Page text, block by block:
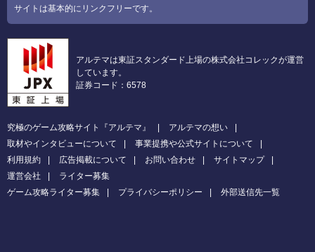
サイトは基本的にリンクフリーです。
アルテマは東証スタンダード上場の株式会社コレックが運営
しています。
証券コード：6578
究極のゲーム攻略サイト『アルテマ』
アルテマの想い
取材やインタビューについて
事業提携や公式サイトについて
利用規約
広告掲載について お問い合わせ
サイトマップ
運営会社
ライター募集
ゲーム攻略ライター募集
プライバシーポリシー 外部送信先一覧